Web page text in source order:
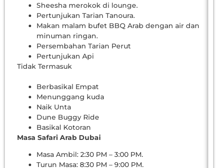
Sheesha merokok di lounge.
Pertunjukan Tarian Tanoura.
Makan malam bufet BBQ Arab dengan air dan
minuman ringan.
Persembahan Tarian Perut
Pertunjukan Api
Tidak Termasuk
Berbasikal Empat
Menunggang kuda
Naik Unta
Dune Buggy Ride
Basikal Kotoran
Masa Safari Arab Dubai
Masa Ambil: 2:30 PM – 3:00 PM.
Turun Masa: 8:30 PM – 9:00 PM.